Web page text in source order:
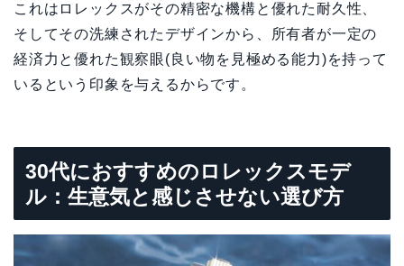
これはロレックスがその精密な機構と優れた耐久性、
そしてその洗練されたデザインから、所有者が一定の
経済力と優れた観察眼(良い物を見極める能力)を持って
いるという印象を与えるからです。
30代におすすめのロレックスモデ
ル：生意気と感じさせない選び方